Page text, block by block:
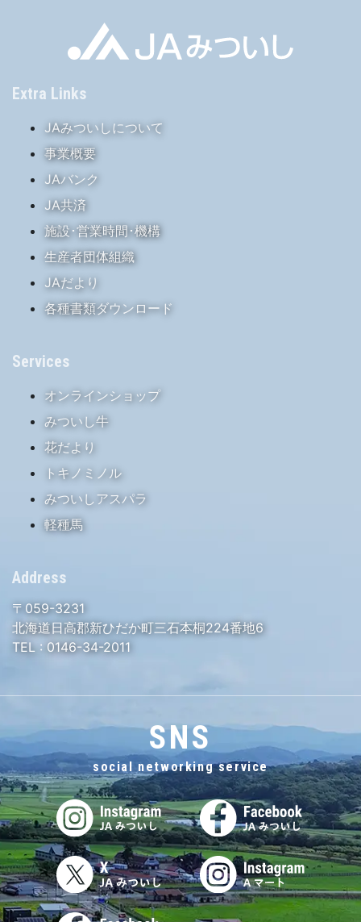
Extra Links
JAみついしについて
事業概要
JAバンク
JA共済
施設･営業時間･機構
生産者団体組織
JAだより
各種書類ダウンロード
Services
オンラインショップ
みついし牛
花だより
トキノミノル
みついしアスパラ
軽種馬
Address
〒059-3231
北海道日高郡新ひだか町三石本桐224番地6
TEL : 0146-34-2011
SNS
social networking service